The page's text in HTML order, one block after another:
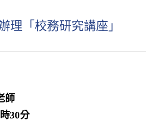
理「校務研究講座」
師
30分